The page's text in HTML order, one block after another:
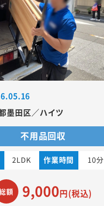
墨田区／ハイツ
不用品回収
2LDK 作業時間 10分
額 9,000円(税込)